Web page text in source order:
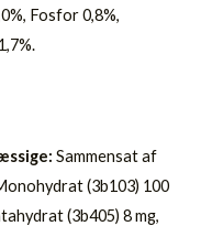
Fosfor 0,8%,
Sammensat af
(3b103) 100
(3b405) 8 mg,